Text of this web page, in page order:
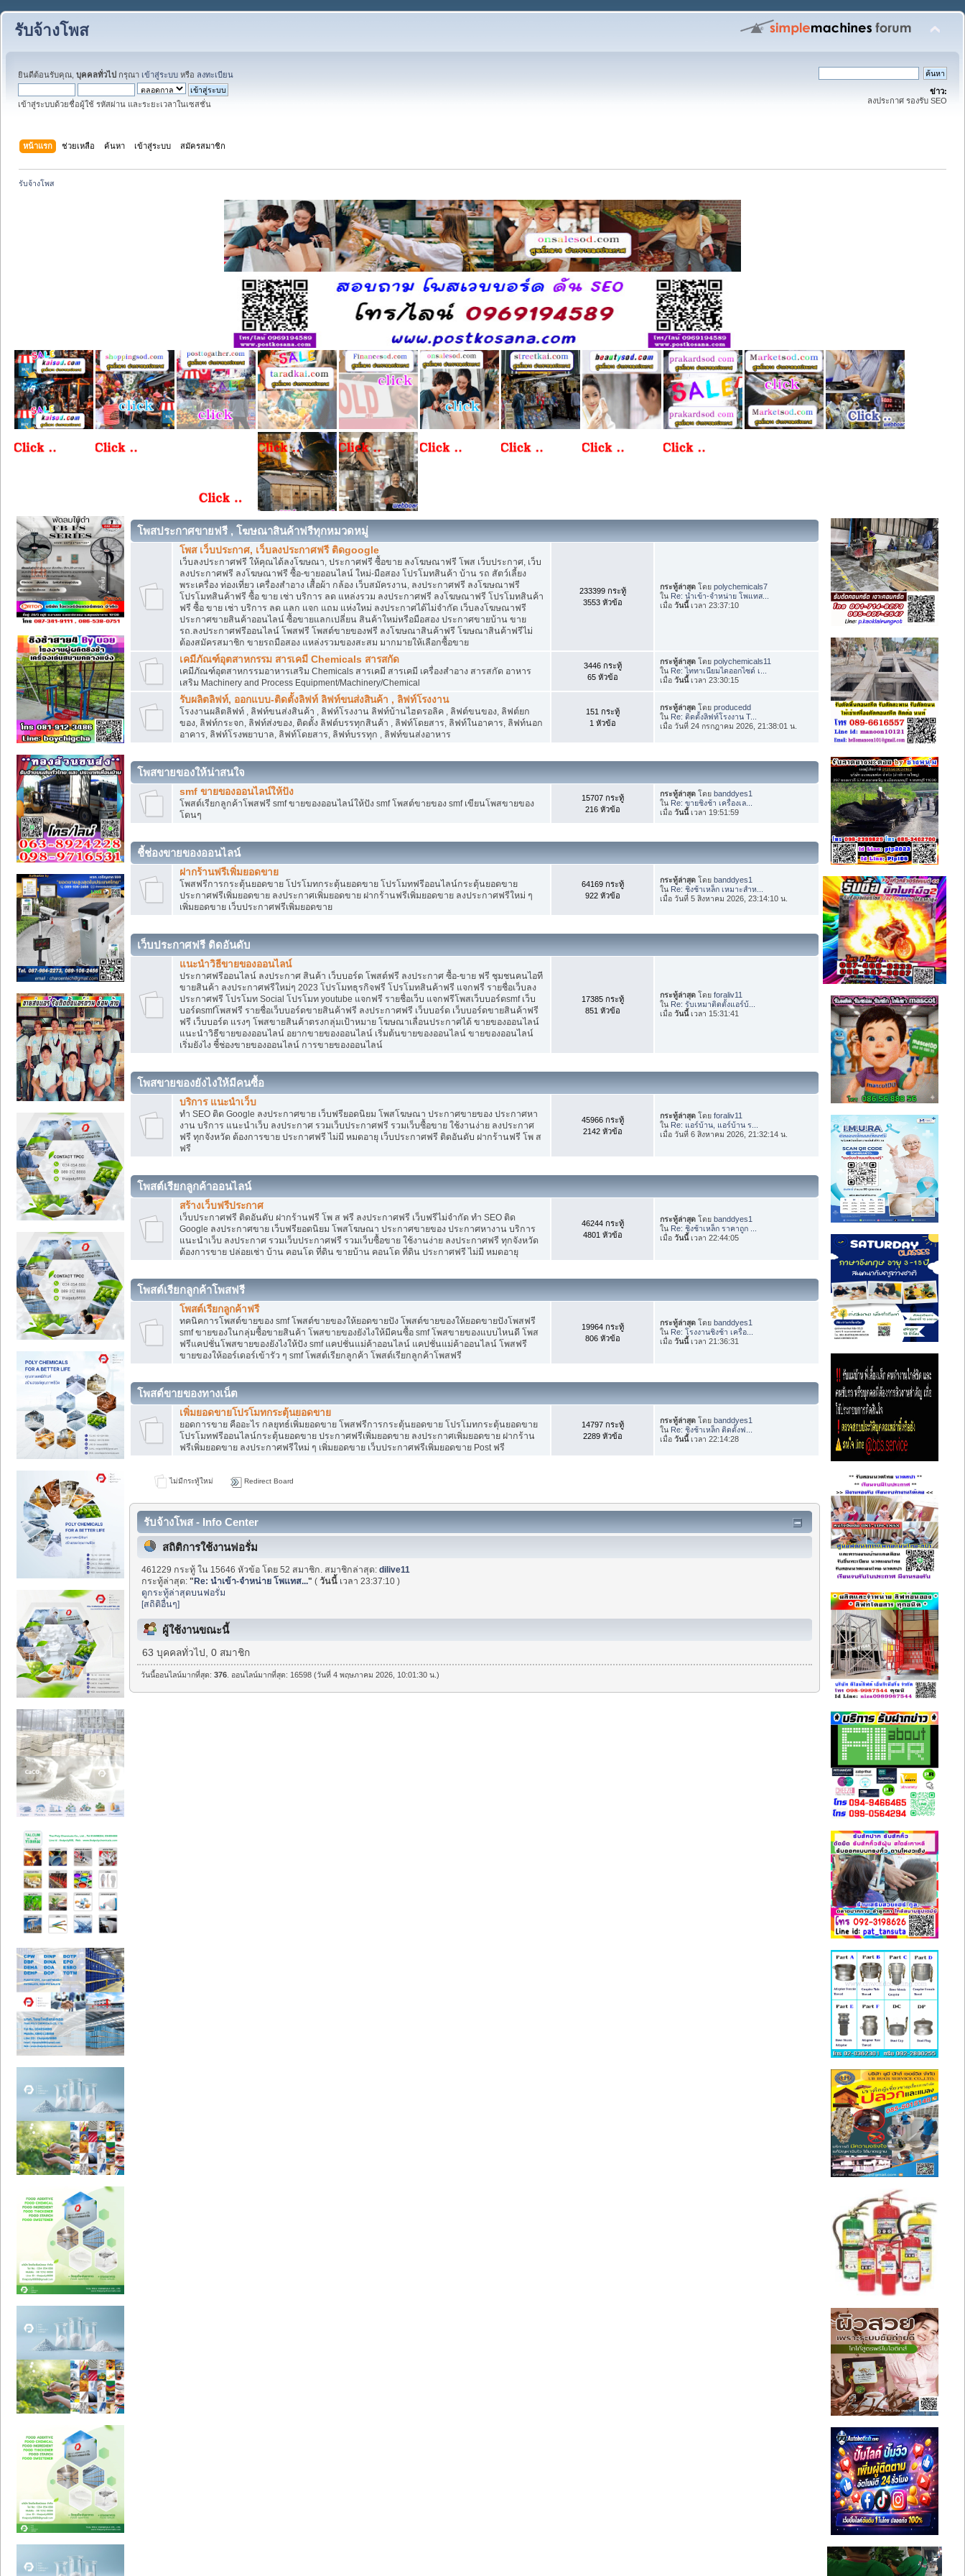
รับจ้างโพส
ยินดีต้อนรับคุณ, บุคคลทั่วไป กรุณา เข้าสู่ระบบ หรือ ลงทะเบียน
เข้าสู่ระบบด้วยชื่อผู้ใช้ รหัสผ่าน และระยะเวลาในเซสชั่น
ข่าว:
ลงประกาศ รองรับ SEO
หน้าแรก ช่วยเหลือ ค้นหา เข้าสู่ระบบ สมัครสมาชิก
รับจ้างโพส
โพสประกาศขายฟรี , โฆษณาสินค้าฟรีทุกหมวดหมู่
โพส เว็บประกาศ, เว็บลงประกาศฟรี ติดgoogle
เว็บลงประกาศฟรี ให้คุณได้ลงโฆษณา, ประกาศฟรี ซื้อขาย ลงโฆษณาฟรี โพส เว็บประกาศ, เว็บ
ลงประกาศฟรี ลงโฆษณาฟรี ซื้อ-ขายออนไลน์ ใหม่-มือสอง โปรโมทสินค้า บ้าน รถ สัตว์เลี้ยง
พระเครื่อง ท่องเที่ยว เครื่องสำอาง เสื้อผ้า กล้อง เว็บสมัครงาน, ลงประกาศฟรี ลงโฆษณาฟรี
โปรโมทสินค้าฟรี ซื้อ ขาย เช่า บริการ ลด แหล่งรวม ลงประกาศฟรี ลงโฆษณาฟรี โปรโมทสินค้า
ฟรี ซื้อ ขาย เช่า บริการ ลด แลก แจก แถม แห่งใหม่ ลงประกาศได้ไม่จำกัด เว็บลงโฆษณาฟรี
ประกาศขายสินค้าออนไลน์ ซื้อขายแลกเปลี่ยน สินค้าใหม่หรือมือสอง ประกาศขายบ้าน ขาย
รถ.ลงประกาศฟรีออนไลน์ โพสฟรี โพสต์ขายของฟรี ลงโฆษณาสินค้าฟรี โฆษณาสินค้าฟรีไม่
ต้องสมัครสมาชิก ขายรถมือสอง แหล่งรวมของสะสม มากมายให้เลือกซื้อขาย
233399 กระทู้
3553 หัวข้อ
กระทู้ล่าสุด โดยpolychemicals7
ใน Re: นำเข้า-จำหน่าย โพแทส...
เมื่อวันนี้เวลา 23:37:10
เคมีภัณฑ์อุตสาหกรรม สารเคมี Chemicals สารสกัด
เคมีภัณฑ์อุตสาหกรรมอาหารเสริม Chemicals สารเคมี สารเคมี เครื่องสำอาง สารสกัด อาหาร
เสริม Machinery and Process Equipment/Machinery/Chemical
3446 กระทู้
65 หัวข้อ
กระทู้ล่าสุด โดยpolychemicals11
ใน Re: ไททาเนียมไดออกไซด์ เ...
เมื่อวันนี้เวลา 23:30:15
รับผลิตลิฟท์, ออกแบบ-ติดตั้งลิฟท์ ลิฟท์ขนส่งสินค้า , ลิฟท์โรงงาน
โรงงานผลิตลิฟท์ , ลิฟท์ขนส่งสินค้า , ลิฟท์โรงงาน ลิฟท์บ้านไฮดรอลิค , ลิฟต์ขนของ, ลิฟต์ยก
ของ, ลิฟท์กระจก, ลิฟท์ส่งของ, ติดตั้ง ลิฟต์บรรทุกสินค้า , ลิฟท์โดยสาร, ลิฟท์ในอาคาร, ลิฟท์นอก
อาคาร, ลิฟท์โรงพยาบาล, ลิฟท์โดยสาร, ลิฟท์บรรทุก , ลิฟท์ขนส่งอาหาร
151 กระทู้
1 หัวข้อ
กระทู้ล่าสุด โดยproducedd
ใน Re: ติดตั้งลิฟท์โรงงาน T...
เมื่อ วันที่ 24 กรกฎาคม 2026, 21:38:01 น.
โพสขายของให้น่าสนใจ
smf ขายของออนไลน์ให้ปัง
โพสต์เรียกลูกค้าโพสฟรี smf ขายของออนไลน์ให้ปัง smf โพสต์ขายของ smf เขียนโพสขายของ
โดนๆ
15707 กระทู้
216 หัวข้อ
กระทู้ล่าสุด โดยbanddyes1
ใน Re: ขายชิงช้า เครื่องเล...
เมื่อวันนี้เวลา 19:51:59
ชี้ช่องขายของออนไลน์
ฝากร้านฟรีเพิ่มยอดขาย
โพสฟรีการกระตุ้นยอดขาย โปรโมทกระตุ้นยอดขาย โปรโมทฟรีออนไลน์กระตุ้นยอดขาย
ประกาศฟรีเพิ่มยอดขาย ลงประกาศเพิ่มยอดขาย ฝากร้านฟรีเพิ่มยอดขาย ลงประกาศฟรีใหม่ ๆ
เพิ่มยอดขาย เว็บประกาศฟรีเพิ่มยอดขาย
64169 กระทู้
922 หัวข้อ
กระทู้ล่าสุด โดยbanddyes1
ใน Re: ชิงช้าเหล็ก เหมาะสำห...
เมื่อ วันที่ 5 สิงหาคม 2026, 23:14:10 น.
เว็บประกาศฟรี ติดอันดับ
แนะนำวิธีขายของออนไลน์
ประกาศฟรีออนไลน์ ลงประกาศ สินค้า เว็บบอร์ด โพสต์ฟรี ลงประกาศ ซื้อ-ขาย ฟรี ชุมชนคนไอที
ขายสินค้า ลงประกาศฟรีใหม่ๆ 2023 โปรโมทธุรกิจฟรี โปรโมทสินค้าฟรี แจกฟรี รายชื่อเว็บลง
ประกาศฟรี โปรโมท Social โปรโมท youtube แจกฟรี รายชื่อเว็บ แจกฟรีโพสเว็บบอร์ดsmf เว็บ
บอร์ดsmfโพสฟรี รายชื่อเว็บบอร์ดขายสินค้าฟรี ลงประกาศฟรี เว็บบอร์ด เว็บบอร์ดขายสินค้าฟรี
ฟรี เว็บบอร์ด แรงๆ โพสขายสินค้าตรงกลุ่มเป้าหมาย โฆษณาเลื่อนประกาศได้ ขายของออนไลน์
แนะนำวิธีขายของออนไลน์ อยากขายของออนไลน์ เริ่มต้นขายของออนไลน์ ขายของออนไลน์
เริ่มยังไง ชี้ช่องขายของออนไลน์ การขายของออนไลน์
17385 กระทู้
851 หัวข้อ
กระทู้ล่าสุด โดยforaliv11
ใน Re: รับเหมาติดตั้งแอร์บ้...
เมื่อวันนี้เวลา 15:31:41
โพสขายของยังไงให้มีคนซื้อ
บริการ แนะนำเว็บ
ทำ SEO ติด Google ลงประกาศขาย เว็บฟรียอดนิยม โพสโฆษณา ประกาศขายของ ประกาศหา
งาน บริการ แนะนำเว็บ ลงประกาศ รวมเว็บประกาศฟรี รวมเว็บซื้อขาย ใช้งานง่าย ลงประกาศ
ฟรี ทุกจังหวัด ต้องการขาย ประกาศฟรี ไม่มี หมดอายุ เว็บประกาศฟรี ติดอันดับ ฝากร้านฟรี โพ ส
ฟรี
45966 กระทู้
2142 หัวข้อ
กระทู้ล่าสุด โดยforaliv11
ใน Re: แอร์บ้าน, แอร์บ้าน ร...
เมื่อ วันที่ 6 สิงหาคม 2026, 21:32:14 น.
โพสต์เรียกลูกค้าออนไลน์
สร้างเว็บฟรีประกาศ
เว็บประกาศฟรี ติดอันดับ ฝากร้านฟรี โพ ส ฟรี ลงประกาศฟรี เว็บฟรีไม่จำกัด ทำ SEO ติด
Google ลงประกาศขาย เว็บฟรียอดนิยม โพสโฆษณา ประกาศขายของ ประกาศหางาน บริการ
แนะนำเว็บ ลงประกาศ รวมเว็บประกาศฟรี รวมเว็บซื้อขาย ใช้งานง่าย ลงประกาศฟรี ทุกจังหวัด
ต้องการขาย ปล่อยเช่า บ้าน คอนโด ที่ดิน ขายบ้าน คอนโด ที่ดิน ประกาศฟรี ไม่มี หมดอายุ
46244 กระทู้
4801 หัวข้อ
กระทู้ล่าสุด โดยbanddyes1
ใน Re: ชิงช้าเหล็ก ราคาถูก ...
เมื่อวันนี้เวลา 22:44:05
โพสต์เรียกลูกค้าโพสฟรี
โพสต์เรียกลูกค้าฟรี
ทคนิคการโพสต์ขายของ smf โพสต์ขายของให้ยอดขายปัง โพสต์ขายของให้ยอดขายปังโพสฟรี
smf ขายของในกลุ่มซื้อขายสินค้า โพสขายของยังไงให้มีคนซื้อ smf โพสขายของแบบไหนดี โพส
ฟรีแคปชั่นโพสขายของยังไงให้ปัง smf แคปชั่นแม่ค้าออนไลน์ แคปชั่นแม่ค้าออนไลน์ โพสฟรี
ขายของให้ออร์เดอร์เข้ารัว ๆ smf โพสต์เรียกลูกค้า โพสต์เรียกลูกค้าโพสฟรี
19964 กระทู้
806 หัวข้อ
กระทู้ล่าสุด โดยbanddyes1
ใน Re: โรงงานชิงช้า เครื่อ...
เมื่อวันนี้เวลา 21:36:31
โพสต์ขายของทางเน็ต
เพิ่มยอดขายโปรโมทกระตุ้นยอดขาย
ยอดการขาย คืออะไร กลยุทธ์เพิ่มยอดขาย โพสฟรีการกระตุ้นยอดขาย โปรโมทกระตุ้นยอดขาย
โปรโมทฟรีออนไลน์กระตุ้นยอดขาย ประกาศฟรีเพิ่มยอดขาย ลงประกาศเพิ่มยอดขาย ฝากร้าน
ฟรีเพิ่มยอดขาย ลงประกาศฟรีใหม่ ๆ เพิ่มยอดขาย เว็บประกาศฟรีเพิ่มยอดขาย Post ฟรี
14797 กระทู้
2289 หัวข้อ
กระทู้ล่าสุด โดยbanddyes1
ใน Re: ชิงช้าเหล็ก ติดตั้งฟ...
เมื่อวันนี้เวลา 22:14:28
ไม่มีกระทู้ใหม่ Redirect Board
รับจ้างโพส - Info Center
สถิติการใช้งานฟอรั่ม
461229 กระทู้ ใน 15646 หัวข้อ โดย 52 สมาชิก. สมาชิกล่าสุด:dilive11
กระทู้ล่าสุด:"Re: นำเข้า-จำหน่าย โพแทส..." (วันนี้ เวลา 23:37:10 )
ดูกระทู้ล่าสุดบนฟอรั่ม
[สถิติอื่นๆ]
ผู้ใช้งานขณะนี้
63 บุคคลทั่วไป, 0 สมาชิก
วันนี้ออนไลน์มากที่สุด:376 . ออนไลน์มากที่สุด: 16598 (วันที่ 4 พฤษภาคม 2026, 10:01:30 น.)